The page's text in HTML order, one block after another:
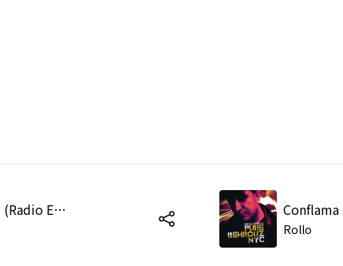
Lararari (Radio Edit) Conflama
Rollo